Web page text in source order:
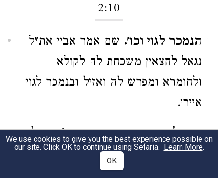
2:10
1 הנמכר לגוי וכו'. שם אמר אביי את"ל
נגאל לחצאין משכחת לה לקולא
ולחומרא ומפרש לה ואזיל ובנמכר לגוי
איירי.
2 ונתן לו חמישים חצי דמיו וכו'.ואי לא
הוה נגאל לחצאין היו המעות פקדון אצלו
We use cookies to give you the best experience possible on
our site. Click OK to continue using Sefaria. Learn More.
OK